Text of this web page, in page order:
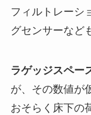
フィルトレーシ
グセンサーなど
ラゲッジスペー
が、その数値が
おそらく床下の